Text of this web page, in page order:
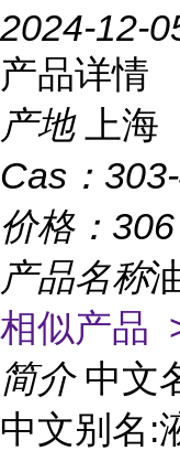
2024-12-
产品详情
产地
上海
Cas：
价格： 306
产品名称
相似产品
简介 中文
中文别名: